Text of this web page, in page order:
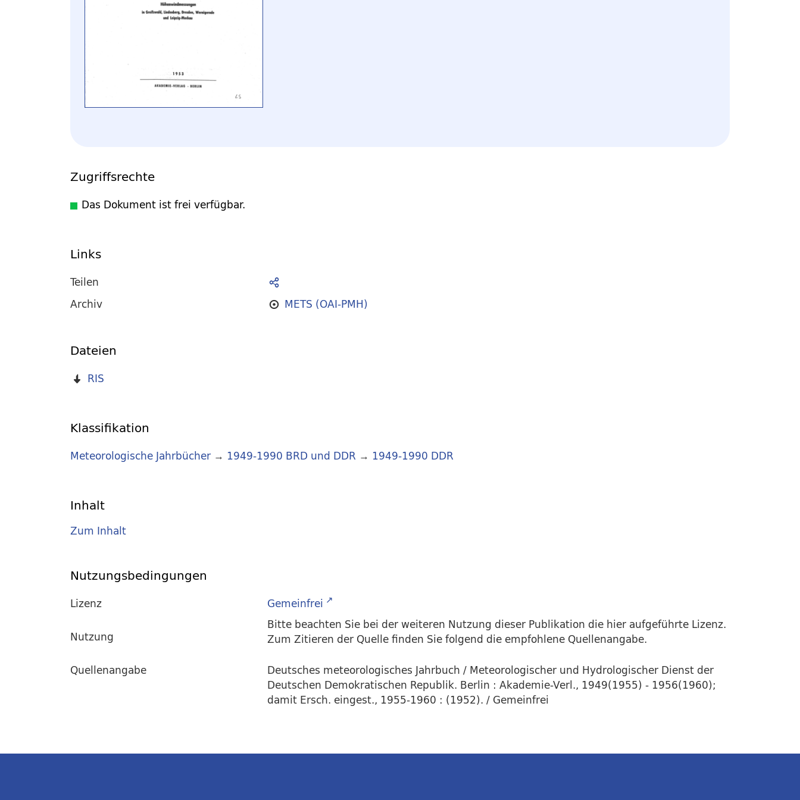
Zugriffsrechte
Das Dokument ist frei verfügbar.
Links
Teilen
Archiv
METS (OAI-PMH)
Dateien
RIS
Klassifikation
Meteorologische Jahrbücher → 1949-1990 BRD und DDR → 1949-1990 DDR
Inhalt
Zum Inhalt
Nutzungsbedingungen
Lizenz
Gemeinfrei
Nutzung
Bitte beachten Sie bei der weiteren Nutzung dieser Publikation die hier aufgeführte Lizenz.
Zum Zitieren der Quelle finden Sie folgend die empfohlene Quellenangabe.
Quellenangabe
Deutsches meteorologisches Jahrbuch / Meteorologischer und Hydrologischer Dienst der
Deutschen Demokratischen Republik. Berlin : Akademie-Verl., 1949(1955) - 1956(1960);
damit Ersch. eingest., 1955-1960 : (1952). / Gemeinfrei